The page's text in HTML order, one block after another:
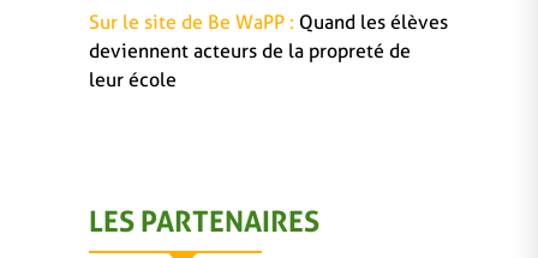
Sur le site de Be WaPP : Quand les élèves
deviennent acteurs de la propreté de
leur école
LES PARTENAIRES